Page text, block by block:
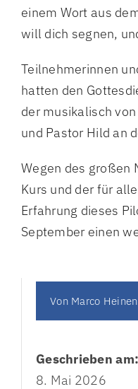
einem Wort aus
will dich segnen,
Teilnehmerinnen
hatten den
der musikalisch
und Pastor Hild an
Wegen des großen
Kurs und der für
Erfahrung dieses
September einen
Von Marco Heinen
Geschrieben am:
8. Mai 2026